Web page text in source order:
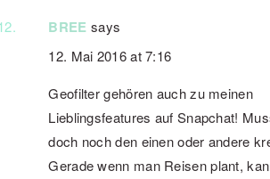
BREE says
12. Mai 2016 at 7:16
Geofilter gehören auch zu meinen
Lieblingsfeatures auf Snapchat!
doch noch den einen oder andere
Gerade wenn man Reisen plant,